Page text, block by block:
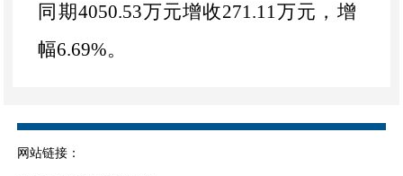
同期4050.53万元增收271.11万元， 增
幅6.69%。
202 5
网站链接：